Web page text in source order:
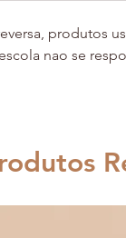
produtos
nao se